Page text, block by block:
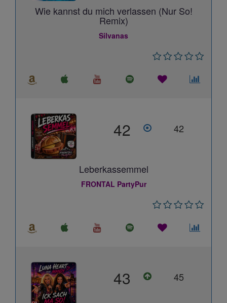
Wie kannst du mich verlassen (Nur So!
Remix)
Silvanas
42 42
Leberkassemmel
FRONTAL PartyPur
43 45